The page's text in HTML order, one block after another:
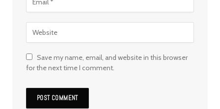
Save my name, email, and website in this browser
for the next time I comment.